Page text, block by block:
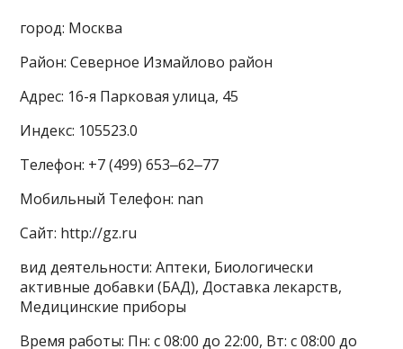
город: Москва
Район: Северное Измайлово район
Адрес: 16-я Парковая улица, 45
Индекс: 105523.0
Телефон: +7 (499) 653‒62‒77
Мобильный Телефон: nan
Сайт: http://gz.ru
вид деятельности: Аптеки, Биологически
активные добавки (БАД), Доставка лекарств,
Медицинские приборы
Время работы: Пн: с 08:00 до 22:00, Вт: с 08:00 до